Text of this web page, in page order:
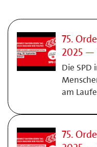
75.
2025 —
Die SPD
am
75.